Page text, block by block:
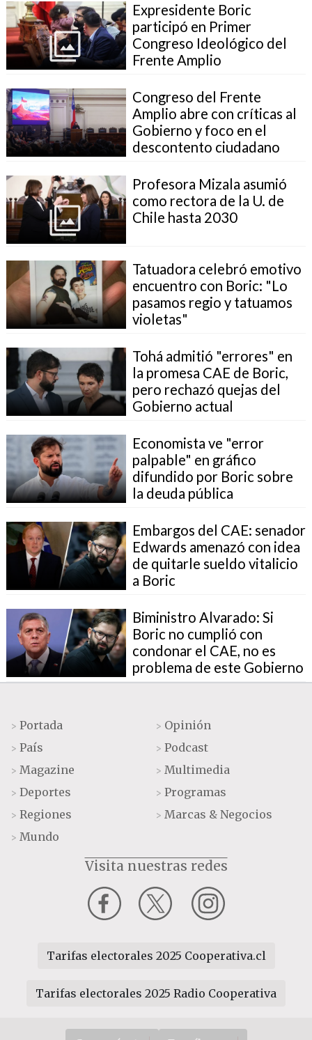
Expresidente Boric
participó en Primer
Congreso Ideológico del
Frente Amplio
Congreso del Frente
Amplio abre con críticas al
Gobierno y foco en el
descontento ciudadano
Profesora Mizala asumió
como rectora de la U. de
Chile hasta 2030
Tatuadora celebró emotivo
encuentro con Boric: "Lo
pasamos regio y tatuamos
violetas"
Tohá admitió "errores" en
la promesa CAE de Boric,
pero rechazó quejas del
Gobierno actual
Economista ve "error
palpable" en gráfico
difundido por Boric sobre
la deuda pública
Embargos del CAE: senador
Edwards amenazó con idea
de quitarle sueldo vitalicio
a Boric
Biministro Alvarado: Si
Boric no cumplió con
condonar el CAE, no es
problema de este Gobierno
> Portada
> País
> Magazine
> Deportes
> Regiones
> Mundo
> Opinión
> Podcast
> Multimedia
> Programas
> Marcas & Negocios
Visita nuestras redes
Tarifas electorales 2025 Cooperativa.cl
Tarifas electorales 2025 Radio Cooperativa